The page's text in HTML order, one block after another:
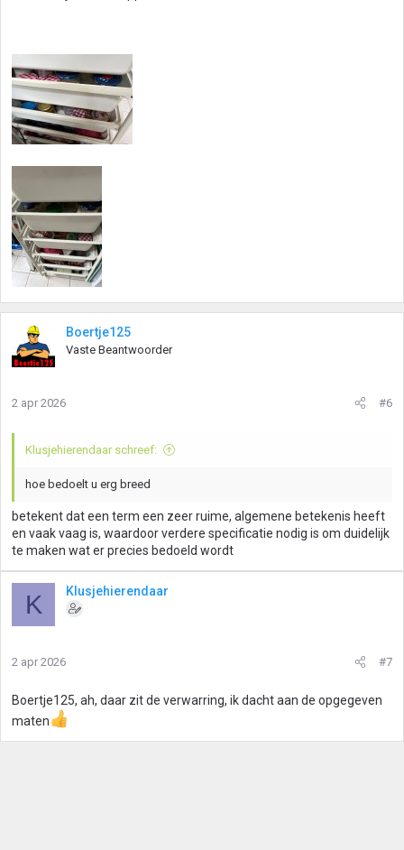
Boertje125
Vaste Beantwoorder
2 apr 2026 #6
Klusjehierendaar schreef:
hoe bedoelt u erg breed
betekent dat een term een zeer ruime, algemene betekenis heeft
en vaak vaag is, waardoor verdere specificatie nodig is om duidelijk
te maken wat er precies bedoeld wordt
K Klusjehierendaar
2 apr 2026 #7
Boertje125, ah, daar zit de verwarring, ik dacht aan de opgegeven
maten